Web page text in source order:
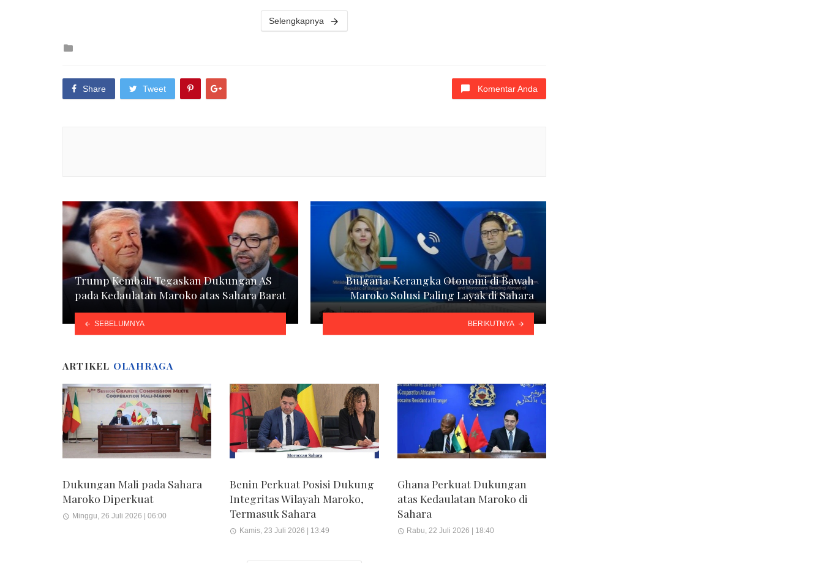
Selengkapnya
Share Tweet Komentar Anda
Trump Kembali Tegaskan Dukungan AS
pada Kedaulatan Maroko atas Sahara Barat
SEBELUMNYA
Bulgaria: Kerangka Otonomi di Bawah
Maroko Solusi Paling Layak di Sahara
BERIKUTNYA
ARTIKEL OLAHRAGA
Dukungan Mali pada Sahara
Maroko Diperkuat
Minggu, 26 Juli 2026 | 06:00
Benin Perkuat Posisi Dukung
Integritas Wilayah Maroko,
Termasuk Sahara
Kamis, 23 Juli 2026 | 13:49
Ghana Perkuat Dukungan
atas Kedaulatan Maroko di
Sahara
Rabu, 22 Juli 2026 | 18:40